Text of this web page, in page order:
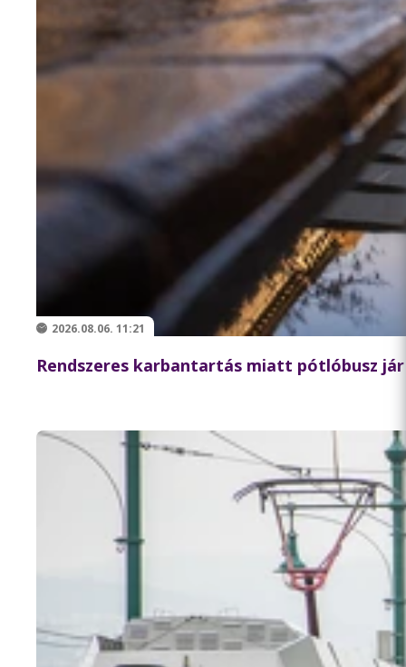
2026.08.06. 11:21
Rendszeres karbantartás miatt pótlóbusz